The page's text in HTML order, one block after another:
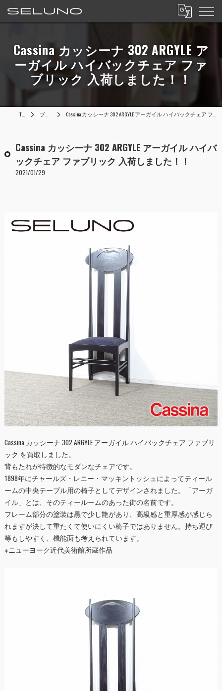
Cassina カッシーナ 302 ARGYLE ア
ーガイル ハイバックチェア ファ
ブリック 入荷しました！！
TOP ブログ Cassina カッシーナ 302 ARGYLE アーガイル ハイバックチェア ファブリック 入荷しました！！
Cassina カッシーナ 302 ARGYLE アーガイル ハイバ
ックチェア ファブリック 入荷しました！！
2021/01/29
Cassina カッシーナ 302 ARGYLE アーガイル ハイバックチェア ファブリ
ック を買取しました。
背もたれが特徴的なモダンなチェアです。
1898年にチャールズ・レニー・マッキントッシュによってティール
ームの中央テーブル用の椅子としてデザインされました。「アーガ
イル」とは、そのティールームのあった街の名前です。
フレーム部分の塗装は黒で少し艶があり、高級感と重厚感が感じら
れますが決して重たくて使いにくい椅子ではありません。持ち運び
等もしやすく、機能面も考えられています。
※ニューヨーク近代美術館所蔵作品